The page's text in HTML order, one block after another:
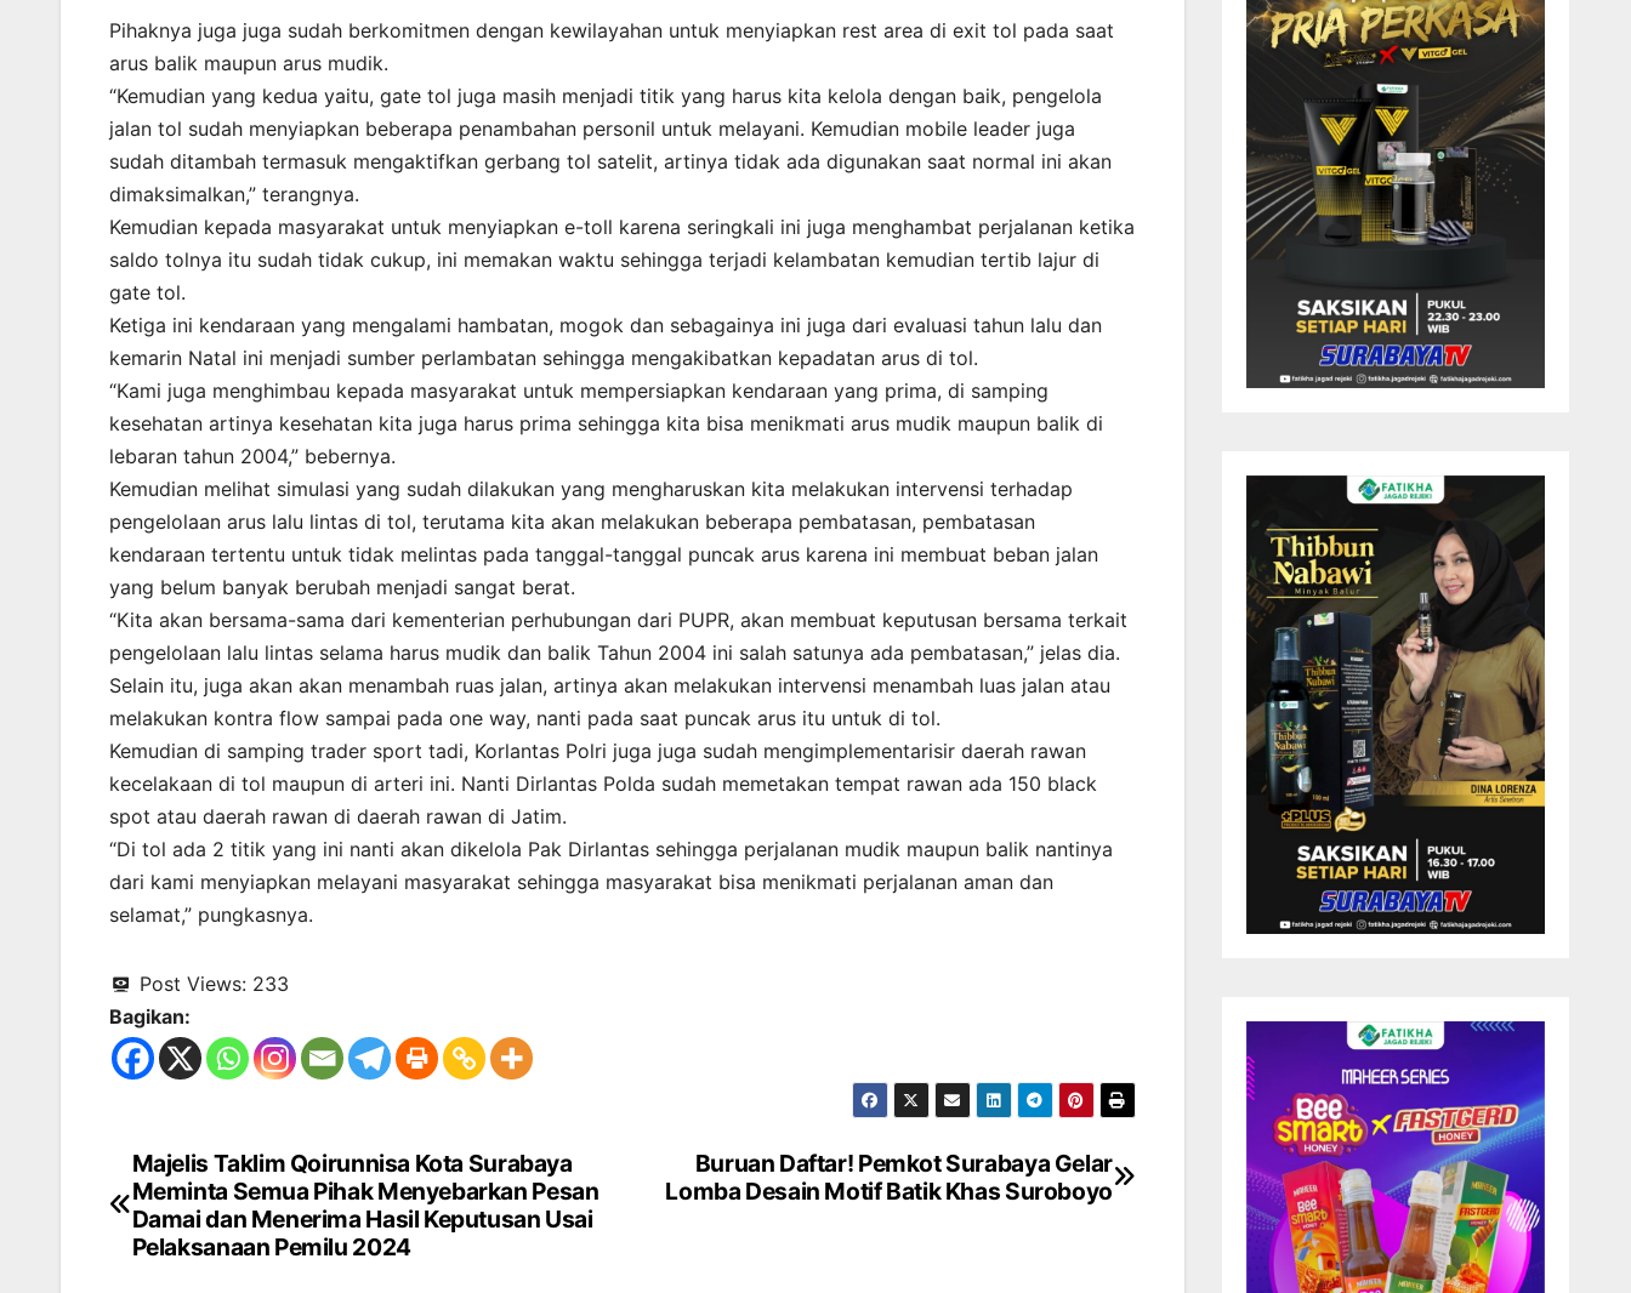
Pihaknya juga juga sudah berkomitmen dengan kewilayahan untuk menyiapkan rest area di exit tol pada saat
arus balik maupun arus mudik.
“Kemudian yang kedua yaitu, gate tol juga masih menjadi titik yang harus kita kelola dengan baik, pengelola
jalan tol sudah menyiapkan beberapa penambahan personil untuk melayani. Kemudian mobile leader juga
sudah ditambah termasuk mengaktifkan gerbang tol satelit, artinya tidak ada digunakan saat normal ini akan
dimaksimalkan,” terangnya.
Kemudian kepada masyarakat untuk menyiapkan e-toll karena seringkali ini juga menghambat perjalanan ketika
saldo tolnya itu sudah tidak cukup, ini memakan waktu sehingga terjadi kelambatan kemudian tertib lajur di
gate tol.
Ketiga ini kendaraan yang mengalami hambatan, mogok dan sebagainya ini juga dari evaluasi tahun lalu dan
kemarin Natal ini menjadi sumber perlambatan sehingga mengakibatkan kepadatan arus di tol.
“Kami juga menghimbau kepada masyarakat untuk mempersiapkan kendaraan yang prima, di samping
kesehatan artinya kesehatan kita juga harus prima sehingga kita bisa menikmati arus mudik maupun balik di
lebaran tahun 2004,” bebernya.
Kemudian melihat simulasi yang sudah dilakukan yang mengharuskan kita melakukan intervensi terhadap
pengelolaan arus lalu lintas di tol, terutama kita akan melakukan beberapa pembatasan, pembatasan
kendaraan tertentu untuk tidak melintas pada tanggal-tanggal puncak arus karena ini membuat beban jalan
yang belum banyak berubah menjadi sangat berat.
“Kita akan bersama-sama dari kementerian perhubungan dari PUPR, akan membuat keputusan bersama terkait
pengelolaan lalu lintas selama harus mudik dan balik Tahun 2004 ini salah satunya ada pembatasan,” jelas dia.
Selain itu, juga akan akan menambah ruas jalan, artinya akan melakukan intervensi menambah luas jalan atau
melakukan kontra flow sampai pada one way, nanti pada saat puncak arus itu untuk di tol.
Kemudian di samping trader sport tadi, Korlantas Polri juga juga sudah mengimplementarisir daerah rawan
kecelakaan di tol maupun di arteri ini. Nanti Dirlantas Polda sudah memetakan tempat rawan ada 150 black
spot atau daerah rawan di daerah rawan di Jatim.
“Di tol ada 2 titik yang ini nanti akan dikelola Pak Dirlantas sehingga perjalanan mudik maupun balik nantinya
dari kami menyiapkan melayani masyarakat sehingga masyarakat bisa menikmati perjalanan aman dan
selamat,” pungkasnya.
Post Views: 233
Bagikan:
Navigasi
pos
Buruan Daftar! Pemkot Surabaya Gelar
Lomba Desain Motif Batik Khas Suroboyo
Majelis Taklim Qoirunnisa Kota Surabaya
Meminta Semua Pihak Menyebarkan Pesan
Damai dan Menerima Hasil Keputusan Usai
Pelaksanaan Pemilu 2024